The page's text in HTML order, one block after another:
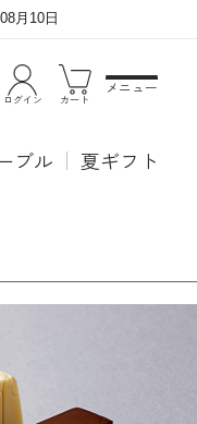
月10日
ログイン カート
メニュー
ブル 夏ギフト